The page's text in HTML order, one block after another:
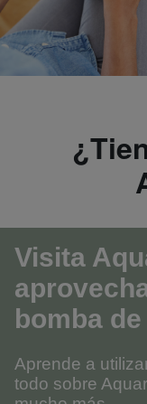
Visita
bomba
Aprende a
todo sobre